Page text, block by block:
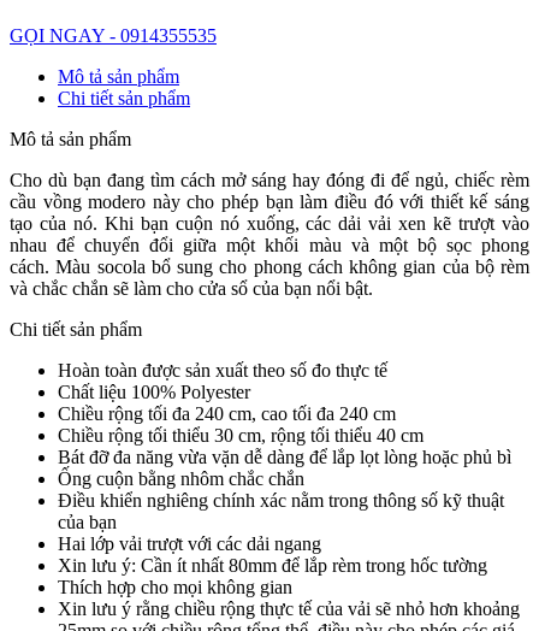
GỌI NGAY - 0914355535
Mô tả sản phẩm
Chi tiết sản phẩm
Mô tả sản phẩm
Cho dù bạn đang tìm cách mở sáng hay đóng đi để ngủ, chiếc rèm
cầu vồng modero này cho phép bạn làm điều đó với thiết kế sáng
tạo của nó. Khi bạn cuộn nó xuống, các dải vải xen kẽ trượt vào
nhau để chuyển đổi giữa một khối màu và một bộ sọc phong
cách.Màu socola bổ sung cho phong cách không gian của bộ rèm
và chắc chắn sẽ làm cho cửa sổ của bạn nổi bật.
Chi tiết sản phẩm
Hoàn toàn được sản xuất theo số đo thực tế
Chất liệu 100% Polyester
Chiều rộng tối đa 240 cm, cao tối đa 240 cm
Chiều rộng tối thiểu 30 cm, rộng tối thiểu 40 cm
Bát đỡ đa năng vừa vặn dễ dàng để lắp lọt lòng hoặc phủ bì
Ống cuộn bằng nhôm chắc chắn
Điều khiển nghiêng chính xác nằm trong thông số kỹ thuật
của bạn
Hai lớp vải trượt với các dải ngang
Xin lưu ý: Cần ít nhất 80mm để lắp rèm trong hốc tường
Thích hợp cho mọi không gian
Xin lưu ý rằng chiều rộng thực tế của vải sẽ nhỏ hơn khoảng